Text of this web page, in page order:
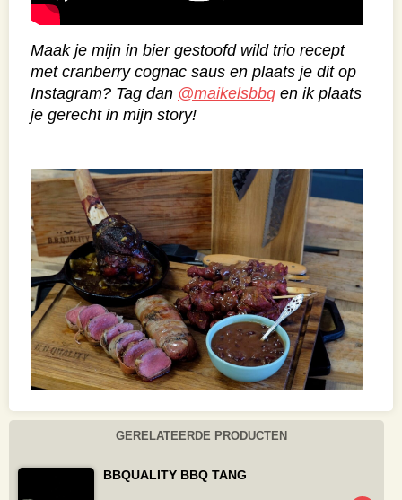
Maak je mijn in bier gestoofd wild trio recept
met cranberry cognac saus en plaats je dit op
Instagram? Tag dan @maikelsbbq en ik plaats
je gerecht in mijn story!
GERELATEERDE PRODUCTEN
BBQUALITY BBQ TANG